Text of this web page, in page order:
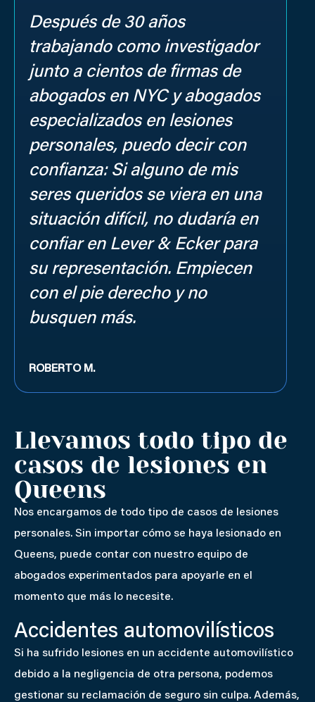
Después de 30 años
trabajando como investigador
junto a cientos de firmas de
abogados en NYC y abogados
especializados en lesiones
personales, puedo decir con
confianza: Si alguno de mis
seres queridos se viera en una
situación difícil, no dudaría en
confiar en Lever & Ecker para
su representación. Empiecen
con el pie derecho y no
busquen más.
ROBERTO M.
Llevamos todo tipo de
casos de lesiones en
Queens
Nos encargamos de todo tipo de casos de lesiones
personales. Sin importar cómo se haya lesionado en
Queens, puede contar con nuestro equipo de
abogados experimentados para apoyarle en el
momento que más lo necesite.
Accidentes automovilísticos
Si ha sufrido lesiones en un accidente automovilístico
debido a la negligencia de otra persona, podemos
gestionar su reclamación de seguro sin culpa. Además,